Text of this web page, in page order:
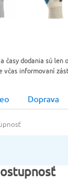
časy dodania sú len
včas informovaní
Doprava